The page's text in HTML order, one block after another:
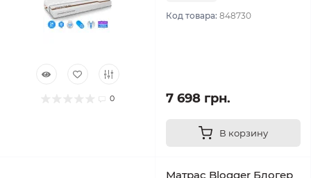
0
Код товара: 848730
7 698 грн.
В корзину
Матрас Blogger Блогер